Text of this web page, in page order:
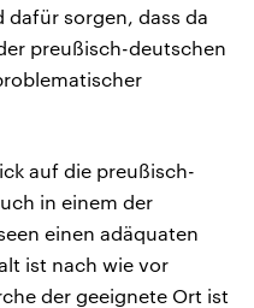
sorgen, dass da
preußisch-deutschen
auf die preußisch-
in einem der
einen adäquaten
ist nach wie vor
der geeignete Ort ist